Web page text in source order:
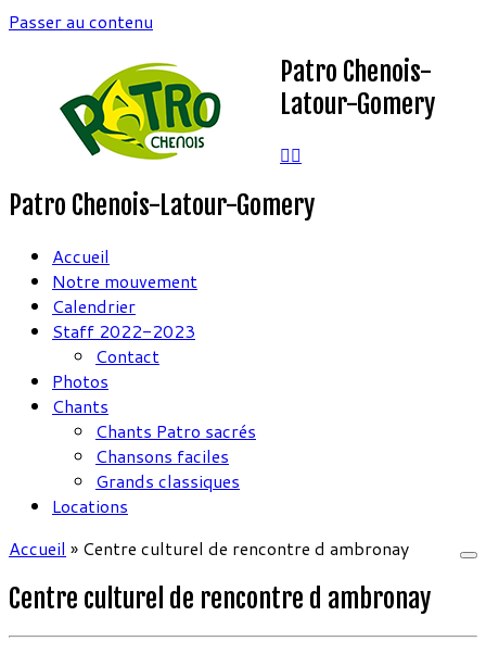
Passer au contenu
Patro Chenois-
Latour-Gomery
Patro Chenois-Latour-Gomery
Accueil
Notre mouvement
Calendrier
Staff 2022-2023
Contact
Photos
Chants
Chants Patro sacrés
Chansons faciles
Grands classiques
Locations
Accueil » Centre culturel de rencontre d ambronay
Centre culturel de rencontre d ambronay